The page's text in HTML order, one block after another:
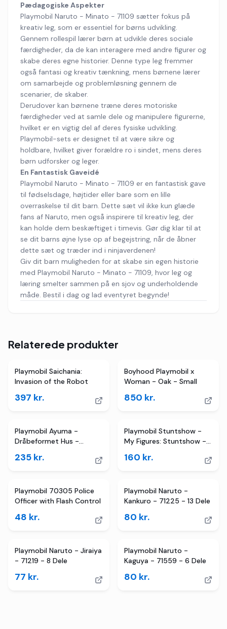
Pædagogiske Aspekter
Playmobil Naruto - Minato - 71109 sætter fokus på
kreativ leg, som er essentiel for børns udvikling.
Gennem rollespil lærer børn at udvikle deres sociale
færdigheder, da de kan interagere med andre figurer og
skabe deres egne historier. Denne type leg fremmer
også fantasi og kreativ tænkning, mens børnene lærer
om samarbejde og problemløsning gennem de
scenarier, de skaber.
Derudover kan børnene træne deres motoriske
færdigheder ved at samle dele og manipulere figurerne,
hvilket er en vigtig del af deres fysiske udvikling.
Playmobil-sets er designet til at være sikre og
holdbare, hvilket giver forældre ro i sindet, mens deres
børn udforsker og leger.
En Fantastisk Gaveidé
Playmobil Naruto - Minato - 71109 er en fantastisk gave
til fødselsdage, højtider eller bare som en lille
overraskelse til dit barn. Dette sæt vil ikke kun glæde
fans af Naruto, men også inspirere til kreativ leg, der
kan holde dem beskæftiget i timevis. Gør dig klar til at
se dit barns øjne lyse op af begejstring, når de åbner
dette sæt og træder ind i ninjaverdenen!
Giv dit barn muligheden for at skabe sin egen historie
med Playmobil Naruto - Minato - 71109, hvor leg og
læring smelter sammen på en sjov og underholdende
måde. Bestil i dag og lad eventyret begynde!
Relaterede produkter
Playmobil Saichania:
Invasion of the Robot
397 kr.
Boyhood Playmobil x
Woman - Oak - Small
850 kr.
Playmobil Ayuma -
Dråbeformet Hus -
235 kr.
Playmobil Stuntshow -
My Figures: Stuntshow -
160 kr.
Playmobil 70305 Police
Officer with Flash Control
48 kr.
Playmobil Naruto -
Kankuro - 71225 - 13 Dele
80 kr.
Playmobil Naruto - Jiraiya
- 71219 - 8 Dele
77 kr.
Playmobil Naruto -
Kaguya - 71559 - 6 Dele
80 kr.